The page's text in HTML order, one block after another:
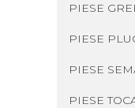
PIESE
PIESE
PIESE
PIESE